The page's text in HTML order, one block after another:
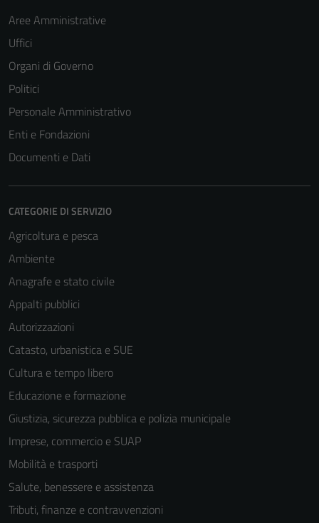
Aree Amministrative
Uffici
Organi di Governo
Politici
Personale Amministrativo
Enti e Fondazioni
Documenti e Dati
CATEGORIE DI SERVIZIO
Agricoltura e pesca
Ambiente
Anagrafe e stato civile
Appalti pubblici
Autorizzazioni
Catasto, urbanistica e SUE
Cultura e tempo libero
Educazione e formazione
Giustizia, sicurezza pubblica e polizia municipale
Imprese, commercio e SUAP
Mobilità e trasporti
Salute, benessere e assistenza
Tributi, finanze e contravvenzioni